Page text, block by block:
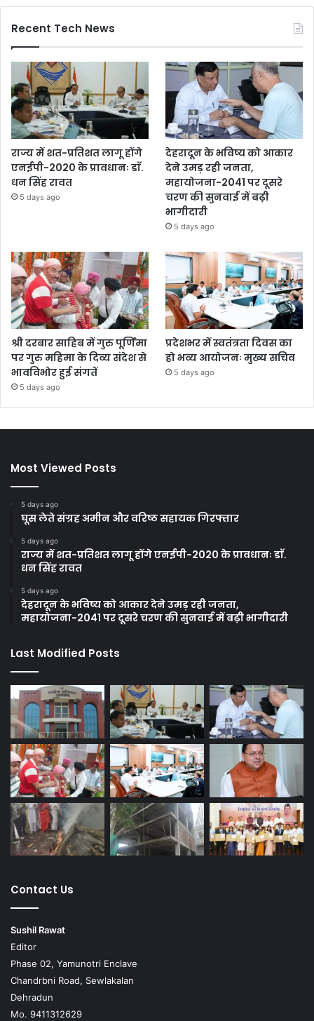
Recent Tech News
राज्य में शत-प्रतिशत लागू होंगे
एनईपी-2020 के प्रावधानः डाॅ.
धन सिंह रावत
5 days ago
देहरादून के भविष्य को आकार
देने उमड़ रही जनता,
महायोजना-2041 पर दूसरे
चरण की सुनवाई में बढ़ी
भागीदारी
5 days ago
श्री दरबार साहिब में गुरु पूर्णिमा
पर गुरु महिमा के दिव्य संदेश से
भावविभोर हुई संगतें
5 days ago
प्रदेशभर में स्वतंत्रता दिवस का
हो भव्य आयोजनः मुख्य सचिव
5 days ago
Most Viewed Posts
5 days ago
घूस लेते संग्रह अमीन और वरिष्ठ सहायक गिरफ्तार
5 days ago
राज्य में शत-प्रतिशत लागू होंगे एनईपी-2020 के प्रावधानः डाॅ.
धन सिंह रावत
5 days ago
देहरादून के भविष्य को आकार देने उमड़ रही जनता,
महायोजना-2041 पर दूसरे चरण की सुनवाई में बढ़ी भागीदारी
Last Modified Posts
Contact Us
Sushil Rawat
Editor
Phase 02, Yamunotri Enclave
Chandrbni Road, Sewlakalan
Dehradun
Mo. 9411312629